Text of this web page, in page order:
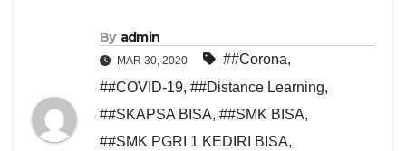
By admin
MAR 30, 2020 ##Corona,
##COVID-19, ##Distance Learning,
##SKAPSA BISA, ##SMK BISA,
##SMK PGRI 1 KEDIRI BISA,